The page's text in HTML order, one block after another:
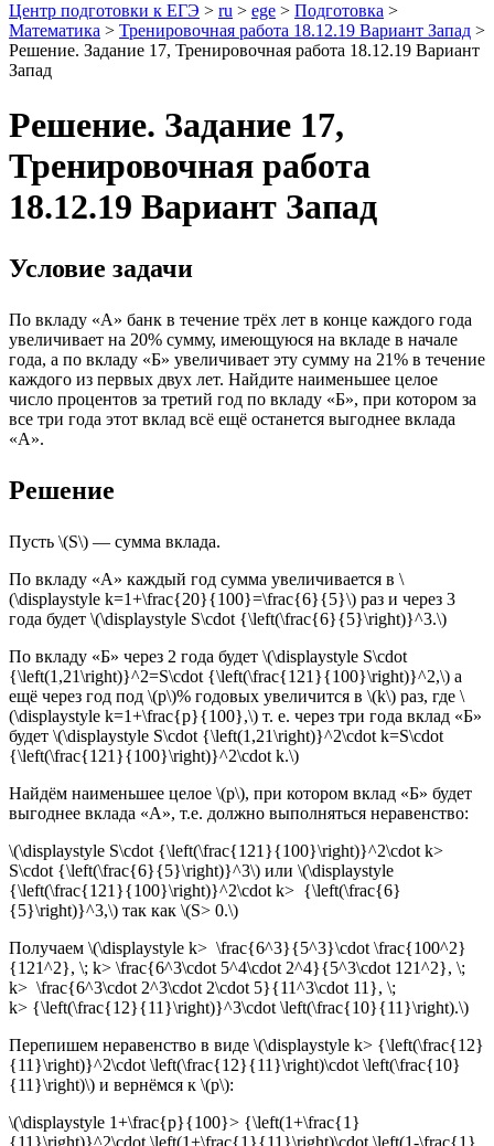
Центр подготовки к ЕГЭ > ru > ege > Подготовка >
Математика > Тренировочная работа 18.12.19 Вариант Запад >
Решение. Задание 17, Тренировочная работа 18.12.19 Вариант
Запад
Решение. Задание 17,
Тренировочная работа
18.12.19 Вариант Запад
Условие задачи
По вкладу «A» банк в течение трёх лет в конце каждого года
увеличивает на 20% сумму, имеющуюся на вкладе в начале
года, а по вкладу «Б» увеличивает эту сумму на 21% в течение
каждого из первых двух лет. Найдите наименьшее целое
число процентов за третий год по вкладу «Б», при котором за
все три года этот вклад всё ещё останется выгоднее вклада
«A».
Решение
Пусть \(S\) — сумма вклада.
По вкладу «A» каждый год сумма увеличивается в \
(\displaystyle k=1+\frac{20}{100}=\frac{6}{5}\) раз и через 3
года будет \(\displaystyle S\cdot {\left(\frac{6}{5}\right)}^3.\)
По вкладу «Б» через 2 года будет \(\displaystyle S\cdot
{\left(1,21\right)}^2=S\cdot {\left(\frac{121}{100}\right)}^2,\) а
ещё через год под \(p\)% годовых увеличится в \(k\) раз, где \
(\displaystyle k=1+\frac{p}{100},\) т. е. через три года вклад «Б»
будет \(\displaystyle S\cdot {\left(1,21\right)}^2\cdot k=S\cdot
{\left(\frac{121}{100}\right)}^2\cdot k.\)
Найдём наименьшее целое \(p\), при котором вклад «Б» будет
выгоднее вклада «A», т.е. должно выполняться неравенство:
\(\displaystyle S\cdot {\left(\frac{121}{100}\right)}^2\cdot k>
S\cdot {\left(\frac{6}{5}\right)}^3\) или \(\displaystyle
{\left(\frac{121}{100}\right)}^2\cdot k> {\left(\frac{6}
{5}\right)}^3,\) так как \(S> 0.\)
Получаем \(\displaystyle k> \frac{6^3}{5^3}\cdot \frac{100^2}
{121^2}, \; k> \frac{6^3\cdot 5^4\cdot 2^4}{5^3\cdot 121^2}, \;
k> \frac{6^3\cdot 2^3\cdot 2\cdot 5}{11^3\cdot 11}, \;
k> {\left(\frac{12}{11}\right)}^3\cdot \left(\frac{10}{11}\right).\)
Перепишем неравенство в виде \(\displaystyle k> {\left(\frac{12}
{11}\right)}^2\cdot \left(\frac{12}{11}\right)\cdot \left(\frac{10}
{11}\right)\) и вернёмся к \(p\):
\(\displaystyle 1+\frac{p}{100}> {\left(1+\frac{1}
{11}\right)}^2\cdot \left(1+\frac{1}{11}\right)\cdot \left(1-\frac{1}